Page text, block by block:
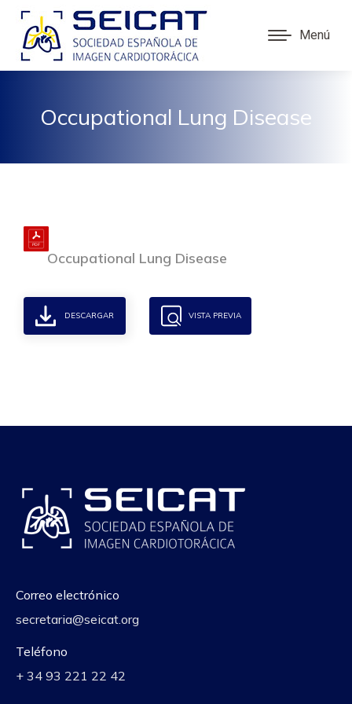
Menú
Occupational Lung Disease
Occupational Lung Disease
DESCARGAR VISTA PREVIA
Correo electrónico
secretaria@seicat.org
Teléfono
+ 34 93 221 22 42